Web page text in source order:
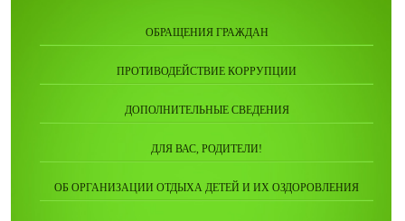
ОБРАЩЕНИЯ ГРАЖДАН
ПРОТИВОДЕЙСТВИЕ КОРРУПЦИИ
ДОПОЛНИТЕЛЬНЫЕ СВЕДЕНИЯ
ДЛЯ ВАС, РОДИТЕЛИ!
ОБ ОРГАНИЗАЦИИ ОТДЫХА ДЕТЕЙ И ИХ ОЗДОРОВЛЕНИЯ